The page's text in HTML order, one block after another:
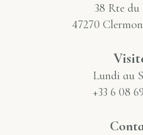
38 Rte du
47270
Lundi au
+33 6 08